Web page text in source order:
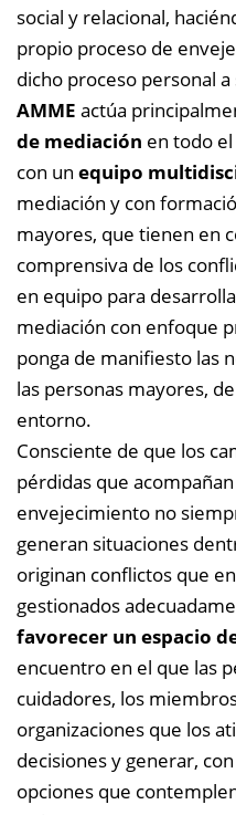
social y relacional,
propio proceso de
dicho proceso personal
AMME actúa
de mediación en todo
con un equipo
mediación y con
mayores, que tienen en
comprensiva de los
en equipo para
mediación con enfoque
ponga de manifiesto las
las personas mayores,
entorno.
Consciente de que los
pérdidas que
envejecimiento no
generan situaciones
originan conflictos que
gestionados
favorecer un espacio
encuentro en el que las
cuidadores, los
organizaciones que los
decisiones y generar,
opciones que